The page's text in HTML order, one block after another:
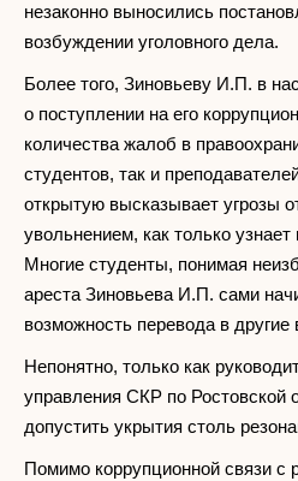
незаконно выносились
возбуждении уголовного дела.
Более того, Зиновьеву И.П. в
о поступлении на его
количества жалоб в
студентов, так и
открытую высказывает угрозы
увольнением, как только
Многие студенты, понимая
ареста Зиновьева И.П. сами
возможность перевода в другие
Непонятно, только как
управления СКР по Ростовской
допустить укрытия столь
Помимо коррупционной связи с